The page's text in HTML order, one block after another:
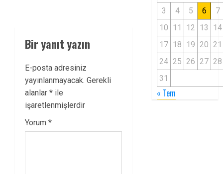
Bir yanıt yazın
E-posta adresiniz
yayınlanmayacak. Gerekli
alanlar * ile
işaretlenmişlerdir
Yorum *
3 4 5 6
7
10 11 12 13
14
17 18 19 20 21
24 25 26 27 28
31
« Tem